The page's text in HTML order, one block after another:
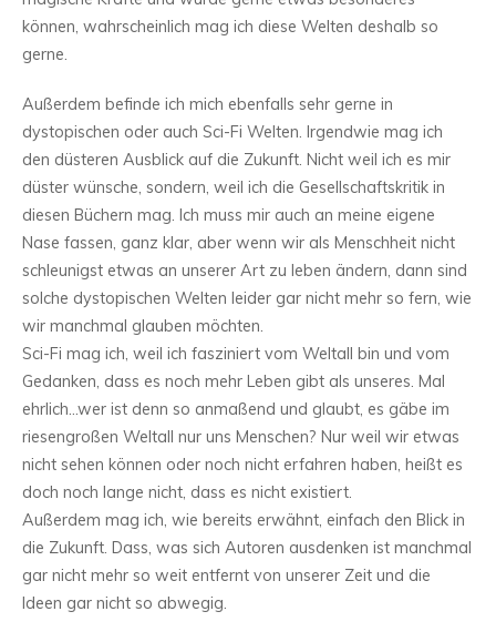
können, wahrscheinlich mag ich diese Welten deshalb so
gerne.
Außerdem befinde ich mich ebenfalls sehr gerne in
dystopischen oder auch Sci-Fi Welten. Irgendwie mag ich
den düsteren Ausblick auf die Zukunft. Nicht weil ich es mir
düster wünsche, sondern, weil ich die Gesellschaftskritik in
diesen Büchern mag. Ich muss mir auch an meine eigene
Nase fassen, ganz klar, aber wenn wir als Menschheit nicht
schleunigst etwas an unserer Art zu leben ändern, dann sind
solche dystopischen Welten leider gar nicht mehr so fern, wie
wir manchmal glauben möchten.
Sci-Fi mag ich, weil ich fasziniert vom Weltall bin und vom
Gedanken, dass es noch mehr Leben gibt als unseres. Mal
ehrlich…wer ist denn so anmaßend und glaubt, es gäbe im
riesengroßen Weltall nur uns Menschen? Nur weil wir etwas
nicht sehen können oder noch nicht erfahren haben, heißt es
doch noch lange nicht, dass es nicht existiert.
Außerdem mag ich, wie bereits erwähnt, einfach den Blick in
die Zukunft. Dass, was sich Autoren ausdenken ist manchmal
gar nicht mehr so weit entfernt von unserer Zeit und die
Ideen gar nicht so abwegig.